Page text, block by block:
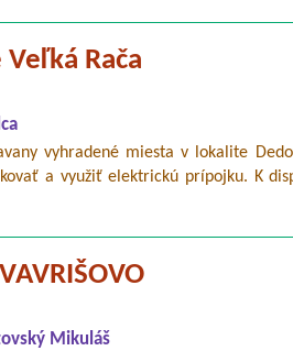
Rača
vyhradené miesta v lokalite
a využiť elektrickú prípojku. K
Mikuláš